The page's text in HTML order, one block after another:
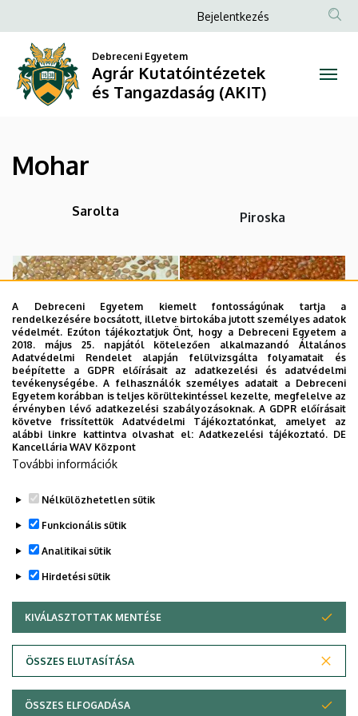
Agrár
Kutatóintézetek
Tangazdaság
(AKIT)
a
tartalomra
Anonim
fiók
menüje
Bejelentkezés
Debreceni Egyetem
Agrár Kutatóintézetek
és Tangazdaság (AKIT)
Mohar
Sarolta Piroska
Szélsőséges talajokat kivéve
mindenütt termeszthető, jól
bokrosodó, sárga szemszínű
Erőteljes növekedésű, nagy
termést adó, zölden vagy
Legutóbbi frissítés: 2023. 02. 16. 12:24
Adatvédelem
A Debreceni Egyetem kiemelt fontosságúnak tartja a
rendelkezésére bocsátott, illetve birtokába jutott személyes adatok
védelmét. Ezúton tájékoztatjuk Önt, hogy a Debreceni Egyetem a
2018. május 25. napjától kötelezően alkalmazandó Általános
Adatvédelmi Rendelet alapján felülvizsgálta folyamatait és
beépítette a GDPR előírásait az adatkezelési és adatvédelmi
tevékenységébe. A felhasználók személyes adatait a Debreceni
Egyetem korábban is teljes körültekintéssel kezelte, megfelelve az
érvényben lévő adatkezelési szabályozásoknak. A GDPR előírásait
követve frissítettük Adatvédelmi Tájékoztatónkat, amelyet az
alábbi linkre kattintva olvashat el:Adatkezelési tájékoztató. DE
Kancellária WAV Központ
További információk
Nélkülözhetetlen sütik
Funkcionális sütik
Analitikai sütik
Hirdetési sütik
KIVÁLASZTOTTAK MENTÉSE
ÖSSZES ELUTASÍTÁSA
WITHDRAW CONSENT
ÖSSZES ELFOGADÁSA